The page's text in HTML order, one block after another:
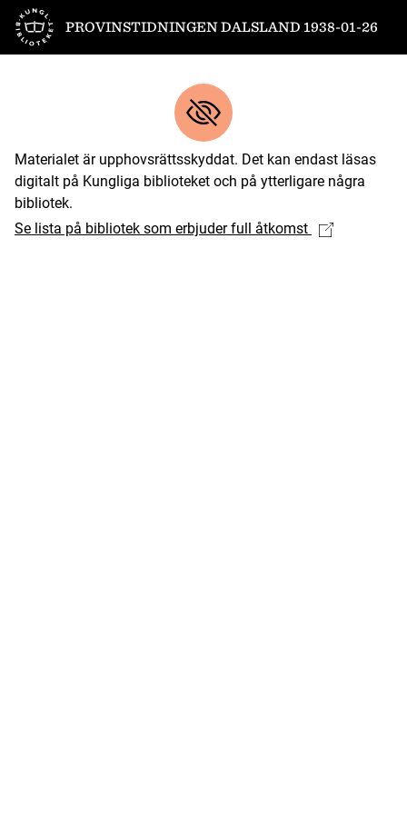
Till startsidan
PROVINSTIDNINGEN DALSLAND 1938-01-26
Materialet är upphovsrättsskyddat. Det kan endast läsas
digitalt på Kungliga biblioteket och på ytterligare några
bibliotek.
Se lista på bibliotek som erbjuder full åtkomst